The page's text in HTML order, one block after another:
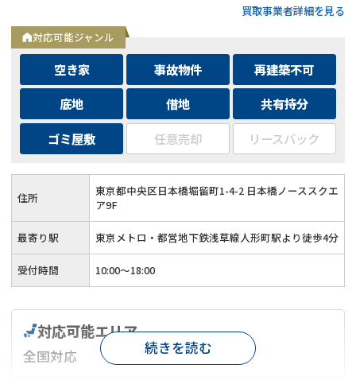
買取事業者詳細を見る
対応可能ジャンル
空き家 事故物件
再建築不可
底地
借地
共有持分
ゴミ屋敷
任意売却 リースバック
住所
東京都中央区日本橋堀留町1-4-2 日本橋ノーススクエ
ア9F
最寄り駅 東京メトロ・都営地下鉄浅草線人形町駅より徒歩4分
受付時間 10:00～18:00
対応可能エリア
全国対応 続きを読む